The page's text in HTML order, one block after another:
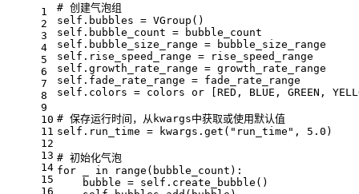
1
2
3
4
5
6
7
8
9
10
11
12
13
14
15
16
# 创建气泡组
self.bubbles = VGroup()
self.bubble_count = bubble_count
self.bubble_size_range = bubble_size_range
self.rise_speed_range = rise_speed_range
self.growth_rate_range = growth_rate_range
self.fade_rate_range = fade_rate_range
self.colors = colors or [RED, BLUE, GREEN,
# 保存运行时间，从kwargs中获取或使用默认值
self.run_time = kwargs.get("run_time", 5.0)
# 初始化气泡
for _ in range(bubble_count):
    bubble = self.create_bubble()